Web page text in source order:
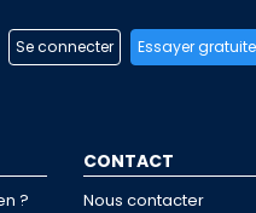
Se connecter Essayer
?
CONTACT
Nous contacter